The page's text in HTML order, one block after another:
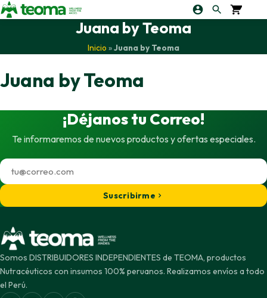
Juana by Teoma
Inicio »Juana by Teoma
Juana by Teoma
¡Déjanos tu Correo!
Te informaremos de nuevos productos y ofertas especiales.
Suscribirme
Somos DISTRIBUIDORES INDEPENDIENTES de TEOMA, productos
Nutracéuticos con insumos 100% peruanos. Realizamos envíos a todo
el Perú.